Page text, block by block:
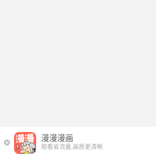
漫漫漫画
观看省流量,画质更清晰